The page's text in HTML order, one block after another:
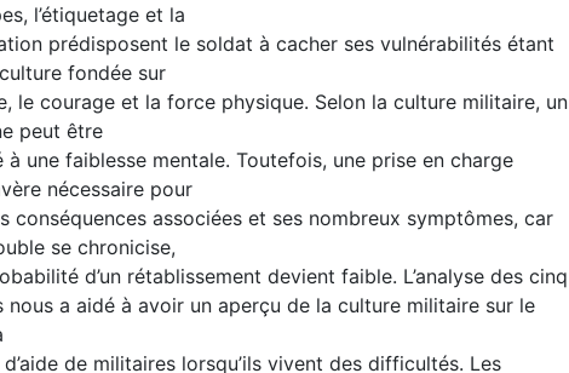
l’étiquetage et la
prédisposent le soldat à cacher ses vulnérabilités étant
fondée sur
le courage et la force physique. Selon la culture militaire, un
peut être
une faiblesse mentale. Toutefois, une prise en charge
nécessaire pour
conséquences associées et ses nombreux symptômes, car
se chronicise,
d’un rétablissement devient faible. L’analyse des cinq
nous a aidé à avoir un aperçu de la culture militaire sur le
de militaires lorsqu’ils vivent des difficultés. Les